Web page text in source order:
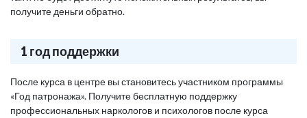
получите деньги обратно.
1 год поддержки
После курса в центре вы становитесь участником программы
«Год патронажа». Получите бесплатную поддержку
профессиональных наркологов и психологов после курса